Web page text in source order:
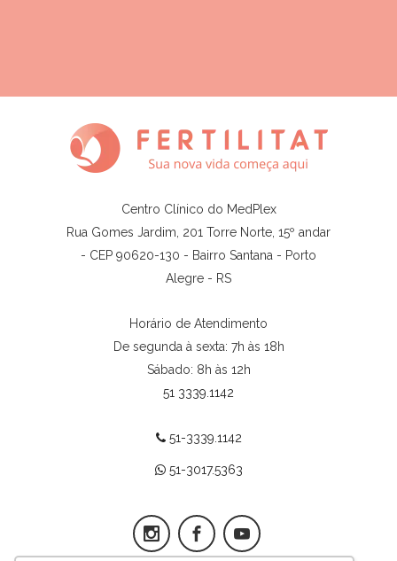
Centro Clínico do MedPlex
Rua Gomes Jardim, 201 Torre Norte, 15º andar
- CEP 90620-130 - Bairro Santana - Porto
Alegre - RS
Horário de Atendimento
De segunda à sexta: 7h às 18h
Sábado: 8h às 12h
51 3339.1142
51-3339.1142
51-3017.5363